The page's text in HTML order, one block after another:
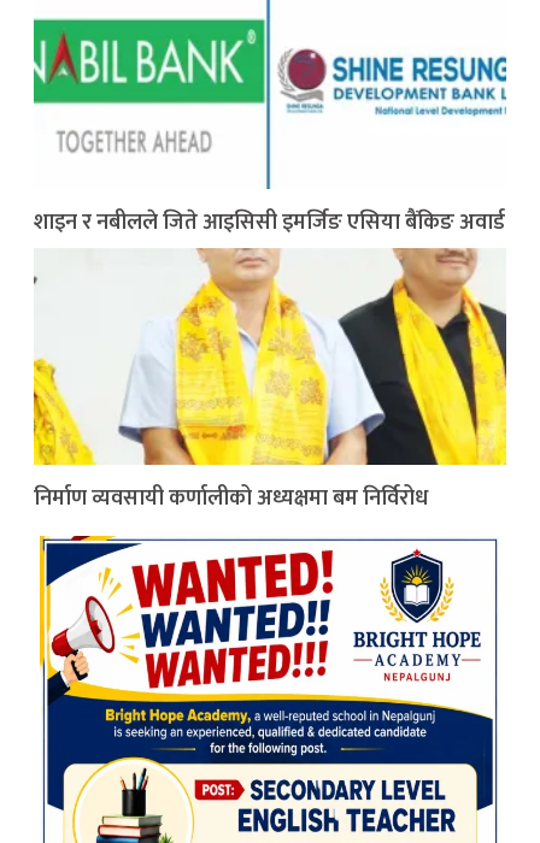
शाइन र नबीलले जिते आइसिसी इमर्जिङ एसिया बैंकिङ अवार्ड
निर्माण व्यवसायी कर्णालीको अध्यक्षमा बम निर्विरोध